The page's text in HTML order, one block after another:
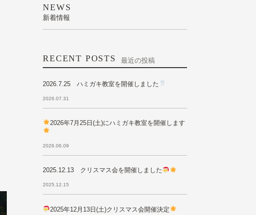
NEWS
新着情報
RECENT POSTS 最近の投稿
2026.7.25 ハミガキ教室を開催しました
2026.07.31
2026年7月25日(土)にハミガキ教室を開催します
2026.06.09
2025.12.13 クリスマス会を開催しました
2025.12.15
2025年12月13日(土)クリスマス会開催決定